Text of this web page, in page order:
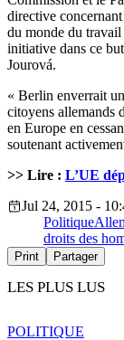
directive
du monde du
initiative dans ce
Jourová.
« Berlin enverrait
citoyens allemands
en Europe en
soutenant
>> Lire : L’UE
Jul 24, 2015 -
Politique
droits des
Print Partager
LES PLUS LUS
POLITIQUE